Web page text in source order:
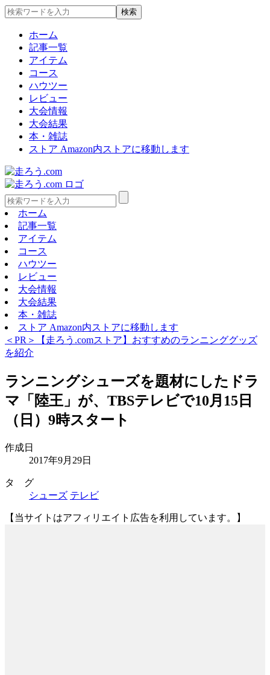
ホーム
記事一覧
アイテム
コース
ハウツー
レビュー
大会情報
大会結果
本・雑誌
ストア Amazon内ストアに移動します
ホーム
記事一覧
アイテム
コース
ハウツー
レビュー
大会情報
大会結果
本・雑誌
ストア Amazon内ストアに移動します
＜PR＞【走ろう.comストア】おすすめのランニンググッズ
を紹介
ランニングシューズを題材にしたドラ
マ「陸王」が、TBSテレビで10月15日
（日）9時スタート
作成日
2017年9月29日
タ グ
シューズ テレビ
【当サイトはアフィリエイト広告を利用しています。】